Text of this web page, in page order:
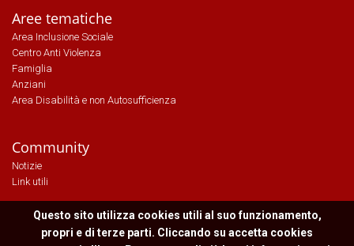
Questo sito utilizza cookies utili al suo funzionamento,
propri e di terze parti. Cliccando su accetta cookies
Aree tematiche
Area Inclusione Sociale
Centro Anti Violenza
Famiglia
Anziani
Area Disabilità e non Autosufficienza
Community
Notizie
Link utili